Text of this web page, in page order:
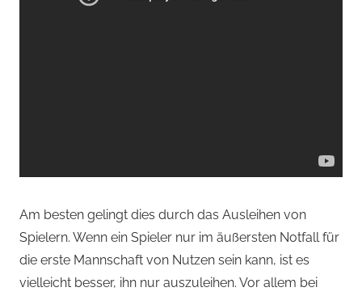
Am besten gelingt dies durch das Ausleihen von
Spielern. Wenn ein Spieler nur im äußersten Notfall für
die erste Mannschaft von Nutzen sein kann, ist es
vielleicht besser, ihn nur auszuleihen. Vor allem bei